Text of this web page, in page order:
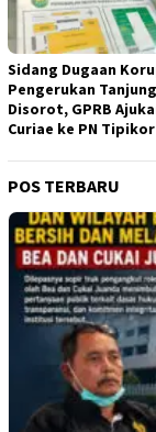
Sidang Dugaan
Pengerukan
Disorot, GPRB
Curiae ke PN
POS TERBARU